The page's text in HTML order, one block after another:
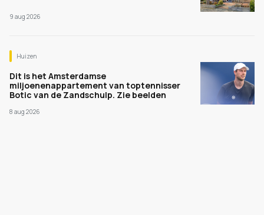
9 aug 2026
Huizen
Dit is het Amsterdamse
miljoenenappartement van toptennisser
Botic van de Zandschulp. Zie beelden
8 aug 2026